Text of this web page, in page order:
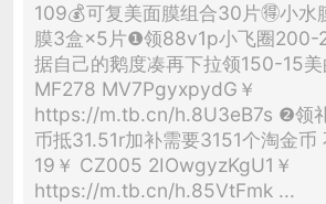
109💰可复美面膜组合30片🉐小
膜3盒×5片❶领88v1p小飞圈200-
据自己的鹅度凑再下拉领150-15
MF278 MV7PgyxpydG￥
https://m.tb.cn/h.8U3eB7s ❷领
币抵31.51r加补需要3151个淘金币
19￥ CZ005 2IOwgyzKgU1￥
https://m.tb.cn/h.85VtFmk ...